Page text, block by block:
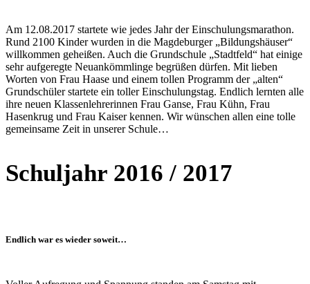
Am 12.08.2017 startete wie jedes Jahr der Einschulungsmarathon.
Rund 2100 Kinder wurden in die Magdeburger „Bildungshäuser“
willkommen geheißen. Auch die Grundschule „Stadtfeld“ hat einige
sehr aufgeregte Neuankömmlinge begrüßen dürfen. Mit lieben
Worten von Frau Haase und einem tollen Programm der „alten“
Grundschüler startete ein toller Einschulungstag. Endlich lernten alle
ihre neuen Klassenlehrerinnen Frau Ganse, Frau Kühn, Frau
Hasenkrug und Frau Kaiser kennen. Wir wünschen allen eine tolle
gemeinsame Zeit in unserer Schule…
Schuljahr 2016 / 2017
Endlich war es wieder soweit…